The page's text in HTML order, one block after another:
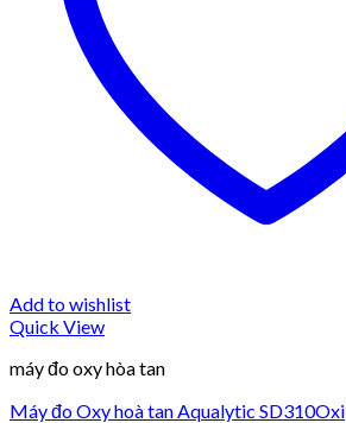
Add to wishlist
Quick View
máy đo oxy hòa tan
Máy đo Oxy hoà tan Aqualytic SD310Oxi